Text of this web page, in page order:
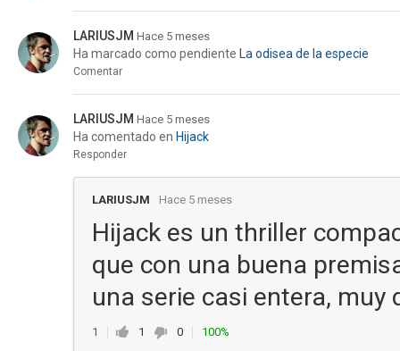
LARIUSJM Hace 5 meses
Ha marcado como pendiente La odisea de la especie
Comentar
LARIUSJM Hace 5 meses
Ha comentado en Hijack
Responder
LARIUSJM Hace 5 meses
Hijack es un thriller
que con una buena
una serie casi entera, muy
1 1 0 100%